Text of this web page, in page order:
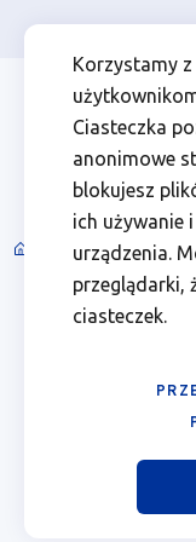
Korzystamy
Ciasteczka
anonimowe
blokujesz
ich używanie
urządzenia.
przeglądarki,
ciasteczek.
wydarzeń
Przejdź
głównej
nawigacji
Przejdź
wyszukiwarki
Przejdź
zawartości
strony
Przejdź
stopki
Menu
Top
Osoba
Ścieżka
nawigacyjna
Spotkania
04